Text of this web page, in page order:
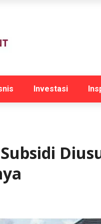
Investasi